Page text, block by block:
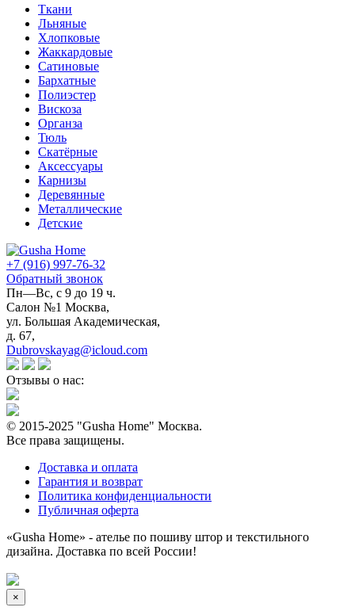
Ткани
Льняные
Хлопковые
Жаккардовые
Сатиновые
Бархатные
Полиэстер
Вискоза
Органза
Тюль
Скатёрные
Аксессуары
Карнизы
Деревянные
Металлические
Детские
+7 (916) 997-76-32
Обратный звонок
Пн—Вс, с 9 до 19 ч.
Салон №1 Москва,
ул. Большая Академическая,
д. 67,
Dubrovskayag@icloud.com
Отзывы о нас:
© 2015-2025 "Gusha Home" Москва.
Все права защищены.
Доставка и оплата
Гарантия и возврат
Политика конфиденциальности
Публичная оферта
«Gusha Home» - ателье по пошиву штор и текстильного
дизайна. Доставка по всей России!
×